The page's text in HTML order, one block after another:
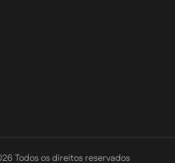
Todos os direitos reservados